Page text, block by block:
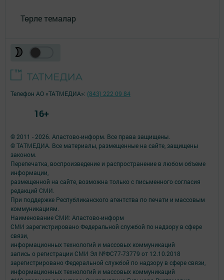
Төрле темалар
© 2011 - 2026. Апастово-информ. Все права защищены.
© ТАТМЕДИА. Все материалы, размещенные на сайте, защищены
законом.
Перепечатка, воспроизведение и распространение в любом объеме
информации,
размещенной на сайте, возможна только с письменного согласия
редакций СМИ.
При поддержке Республиканского агентства по печати и массовым
коммуникациям.
Наименование СМИ: Апастово-информ
СМИ зарегистрировано Федеральной службой по надзору в сфере
связи,
информационных технологий и массовых коммуникаций
запись о регистрации СМИ Эл №ФС77-73779 от 12.10.2018
зарегистрировано Федеральной службой по надзору в сфере связи,
информационных технологий и массовых коммуникаций
Телефон АО «ТАТМЕДИА»: (843) 222 09 84
16+